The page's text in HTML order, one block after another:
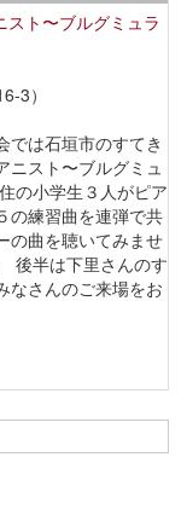
スト〜ブルグミュラ
3）
では石垣市のすてき
ニスト〜ブルグミュ
の小学生３人がピア
の練習曲を連弾で共
の曲を聴いてみませ
後半は下里さんのす
なさんのご来場をお